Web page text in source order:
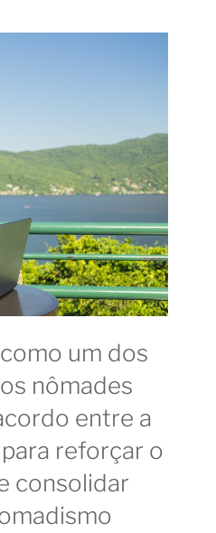
um dos
nômades
entre a
reforçar o
consolidar